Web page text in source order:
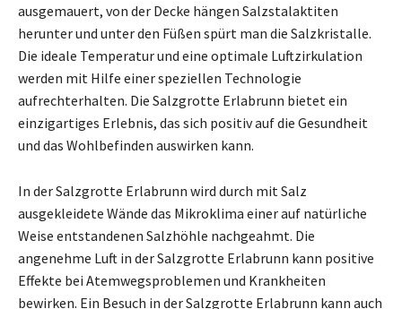
ausgemauert, von der Decke hängen Salzstalaktiten
herunter und unter den Füßen spürt man die Salzkristalle.
Die ideale Temperatur und eine optimale Luftzirkulation
werden mit Hilfe einer speziellen Technologie
aufrechterhalten. Die Salzgrotte Erlabrunn bietet ein
einzigartiges Erlebnis, das sich positiv auf die Gesundheit
und das Wohlbefinden auswirken kann.
In der Salzgrotte Erlabrunn wird durch mit Salz
ausgekleidete Wände das Mikroklima einer auf natürliche
Weise entstandenen Salzhöhle nachgeahmt. Die
angenehme Luft in der Salzgrotte Erlabrunn kann positive
Effekte bei Atemwegsproblemen und Krankheiten
bewirken. Ein Besuch in der Salzgrotte Erlabrunn kann auch